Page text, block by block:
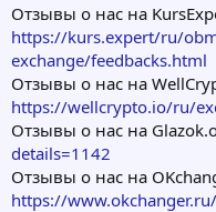
Отзывы о нас на
https://kurs.expert/ru/
exchange/feedbacks.html
Отзывы о нас на
https://wellcrypto.io/ru/
Отзывы о нас на
details=1142
Отзывы о нас на
https://